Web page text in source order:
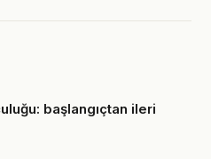
başlangıçtan ileri